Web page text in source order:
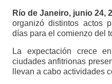
Río de Janeiro, junio 24,
organizó distintos actos
días para el comienzo del
La expectación crece
ciudades anfitrionas
llevan a cabo actividades